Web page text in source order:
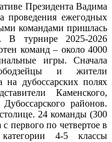
Президента Вадима
проведения ежегодных
командами пришлась
В турнире 2025-2026
команд – около 4000
игры. Сначала
и жители
на дубоссарских полях
Каменского,
районов.
24 команды (300
первого по четвертое в
4-5 классы